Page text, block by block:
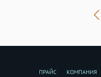
ПРАЙС КОМПАНИЯ